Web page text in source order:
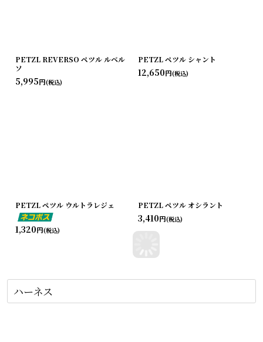
PETZL REVERSO ペツル ルベル
ソ
5,995円(税込)
PETZL ペツル シャント
12,650円(税込)
PETZL ペツル ウルトラレジェ
1,320円(税込)
PETZL ペツル オシラント
3,410円(税込)
ハーネス